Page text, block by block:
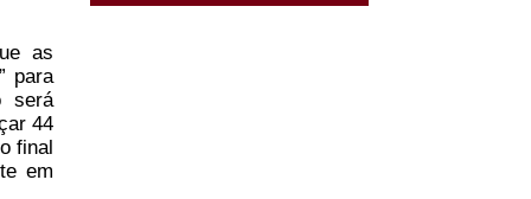
as
para
será
44
final
em